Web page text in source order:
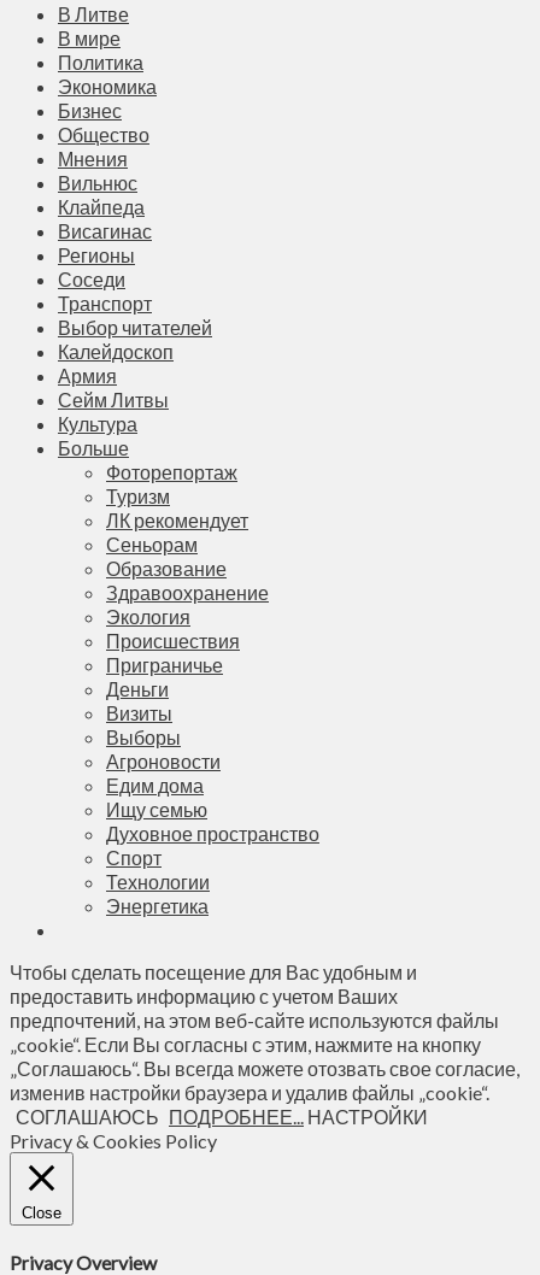
В Литве
В мире
Политика
Экономика
Бизнес
Общество
Мнения
Вильнюс
Клайпеда
Висагинас
Регионы
Соседи
Транспорт
Выбор читателей
Калейдоскоп
Армия
Сейм Литвы
Культура
Больше
Фоторепортаж
Туризм
ЛК рекомендует
Сеньорам
Образование
Здравоохранение
Экология
Происшествия
Приграничье
Деньги
Визиты
Выборы
Агроновости
Едим дома
Ищу семью
Духовное пространство
Спорт
Технологии
Энергетика
Чтобы сделать посещение для Вас удобным и
предоставить информацию с учетом Ваших
предпочтений, на этом веб-сайте используются файлы
„cookie“. Если Вы согласны с этим, нажмите на кнопку
„Соглашаюсь“. Вы всегда можете отозвать свое согласие,
изменив настройки браузера и удалив файлы „cookie“.
СОГЛАШАЮСЬ ПОДРОБНЕЕ...
НАСТРОЙКИ
Privacy & Cookies Policy
Close
Privacy Overview